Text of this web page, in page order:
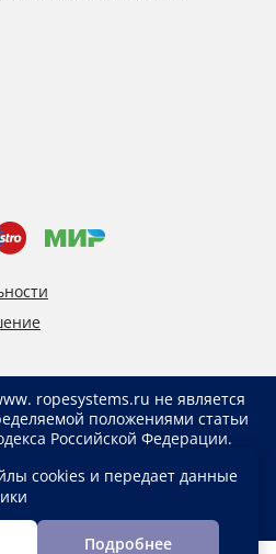
ropesystems.ru не является
положениями статьи
Российской Федерации.
магазин www. ropesystems.ru.
иным способом могут
указанных на сайте.
cookies и передает данные
Подробнее